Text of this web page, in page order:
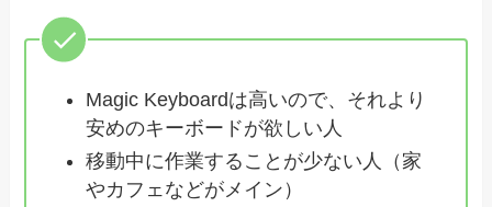
Magic Keyboardは高いので、それより
安めのキーボードが欲しい人
移動中に作業することが少ない人（家
やカフェなどがメイン）